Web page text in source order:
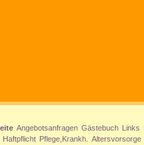
Angebotsanfragen Gästebuch Links
Haftpflicht Pflege,Krankh.
Altersvorsorge